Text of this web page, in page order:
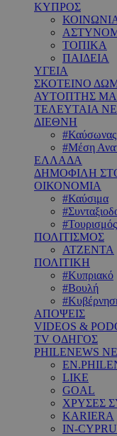
ΚΥΠΡΟΣ
ΤΟΠΙΚΑ
ΠΑΙΔΕΙΑ
ΥΓΕΙΑ
ΣΚΟΤΕΙΝΟ
ΑΥΤΟΠΤΗΣ
ΤΕΛΕΥΤΑΙΑ
ΔΙΕΘΝΗ
#Καύσωνας
#Μέση
ΕΛΛΑΔΑ
ΔΗΜΟΦΙΛΗ
ΟΙΚΟΝΟΜΙΑ
#Καύσιμα
#Τουρισμός
ΠΟΛΙΤΙΣΜΟΣ
ΑΤΖΕΝΤΑ
ΠΟΛΙΤΙΚΗ
#Κυπριακό
#Βουλή
ΑΠΟΨΕΙΣ
VIDEOS &
TV ΟΔΗΓΟΣ
PHILENEWS
LIKE
GOAL
ΧΡΥΣΕΣ
KARIERA
IN-